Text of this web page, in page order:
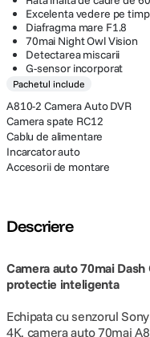
Excelenta vedere pe
Diafragma mare F1.8
70mai Night Owl Vision
Detectarea miscarii
G-sensor incorporat
Pachetul include
A810-2 Camera Auto DVR
Camera spate RC12
Cablu de alimentare
Incarcator auto
Accesorii de montare
Descriere
Camera auto 70mai
protectie inteligenta
Echipata cu senzorul
4K, camera auto 70mai